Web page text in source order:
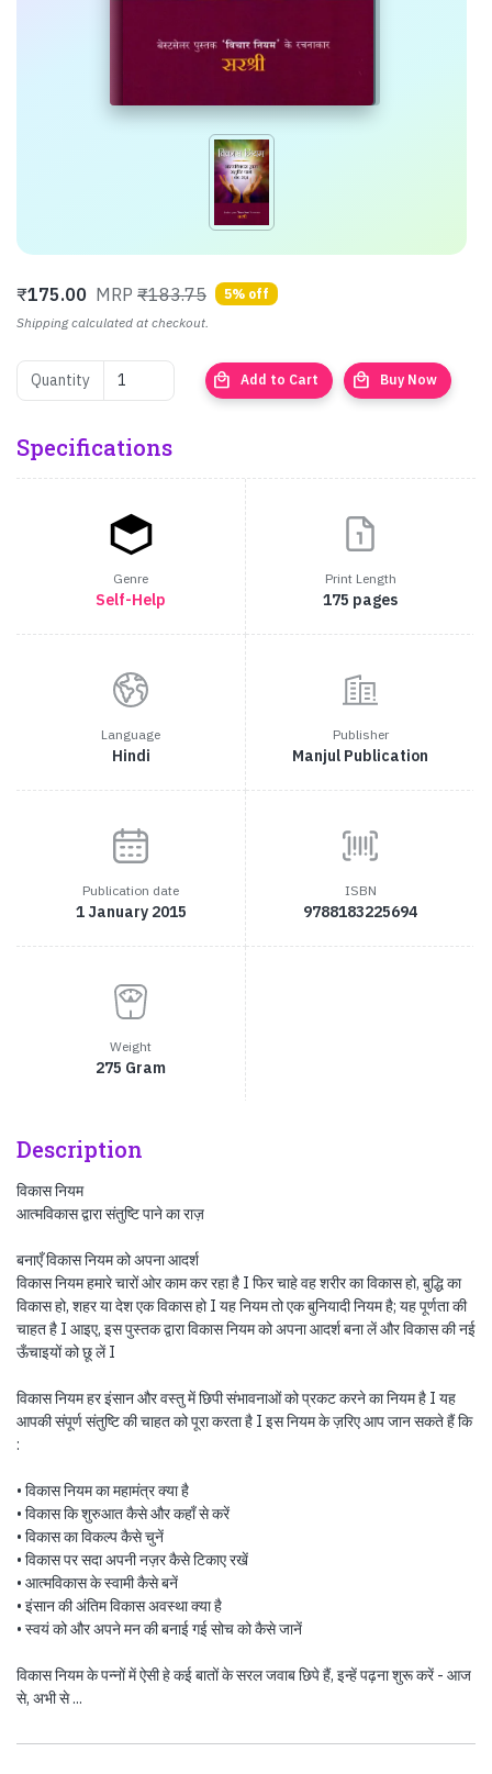
₹175.00 MRP ₹183.75
5% off
Shipping calculated at checkout.
Quantity local_mall Add to Cart local_mall Buy Now
Specifications
Genre
Self-Help
Print Length
175 pages
Language
Hindi
Publisher
Manjul Publication
Publication date
1 January 2015
ISBN
9788183225694
Weight
275 Gram
Description
विकास नियम
आत्मविकास द्वारा संतुष्टि पाने का राज़
बनाएँ विकास नियम को अपना आदर्श
विकास नियम हमारे चारों ओर काम कर रहा है I फिर चाहे वह शरीर का विकास हो, बुद्धि का
विकास हो, शहर या देश एक विकास हो I यह नियम तो एक बुनियादी नियम है; यह पूर्णता की
चाहत है I आइए, इस पुस्तक द्वारा विकास नियम को अपना आदर्श बना लें और विकास की नई
ऊँचाइयों को छू लें I
विकास नियम हर इंसान और वस्तु में छिपी संभावनाओं को प्रकट करने का नियम है I यह
आपकी संपूर्ण संतुष्टि की चाहत को पूरा करता है I इस नियम के ज़रिए आप जान सकते हैं कि
:
• विकास नियम का महामंत्र क्या है
• विकास कि शुरुआत कैसे और कहाँ से करें
• विकास का विकल्प कैसे चुनें
• विकास पर सदा अपनी नज़र कैसे टिकाए रखें
• आत्मविकास के स्वामी कैसे बनें
• इंसान की अंतिम विकास अवस्था क्या है
• स्वयं को और अपने मन की बनाई गई सोच को कैसे जानें
विकास नियम के पन्नों में ऐसी हे कई बातों के सरल जवाब छिपे हैं, इन्हें पढ़ना शुरू करें - आज
से, अभी से ...